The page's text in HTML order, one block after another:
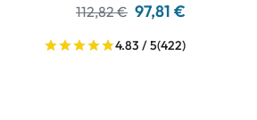
112,82 € 97,81 €
4.83 / 5(422)